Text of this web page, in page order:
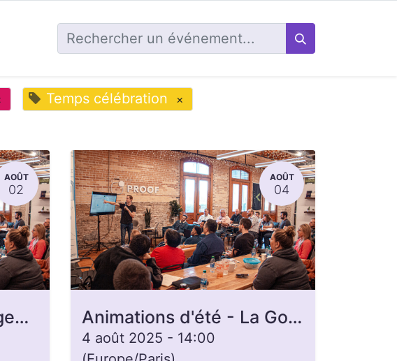
Temps célébration ×
AOÛT
02
Animations d'été - Argent, Briques & Carbone
AOÛT
04
Animations d'été - La Gon'heure
4 août 2025 - 14:00